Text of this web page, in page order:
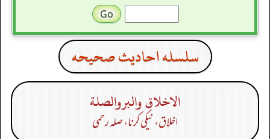
سلسله احاديث صحيحه
الاخلاق والبروالصلة
اخلاق، نیکی کرنا، صلہ رحمی